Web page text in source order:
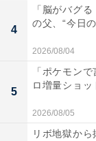
4
「脳がバグ
の父、“今日
2026/08/04
5
「ポケモン
ロ増量ショ
2026/08/05
リボ地獄か